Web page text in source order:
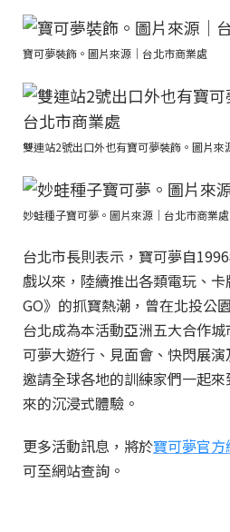
寶可夢裝飾。圖片來源｜台北市商業處
雙連站2號出口外也有寶可夢裝飾。圖片來
妙蛙種子寶可夢。圖片來源｜台北市商業處
台北市長則表示，寶可夢自
戲以來，陸續推出各類電玩、
GO》的抓寶熱潮，曾在北投公
台北成為本活動亞洲五大合作
可夢大遊行、見面會、快閃展演
邀請全球各地的訓練家們一起
來的沉浸式體驗。
更多活動訊息，將於寶可夢官方
可至網站查詢。